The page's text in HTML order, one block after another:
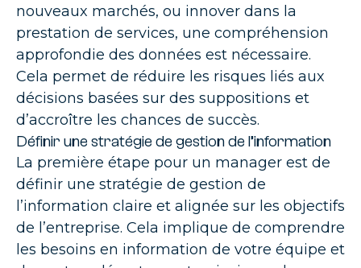
nouveaux marchés, ou innover dans la
prestation de services, une compréhension
approfondie des données est nécessaire.
Cela permet de réduire les risques liés aux
décisions basées sur des suppositions et
d’accroître les chances de succès.
Définir une stratégie de gestion de l’information
La première étape pour un manager est de
définir une stratégie de gestion de
l’information claire et alignée sur les objectifs
de l’entreprise. Cela implique de comprendre
les besoins en information de votre équipe et